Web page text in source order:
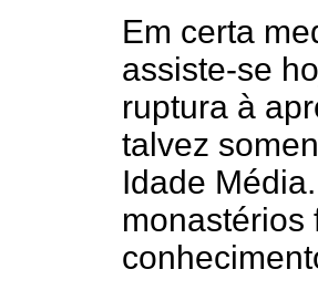
Em certa
assiste-se
ruptura à
talvez
Idade
monastérios